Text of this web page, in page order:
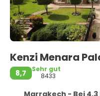
Kenzi Menara
8,7
Sehr gut
8433
Marrakech - Bei